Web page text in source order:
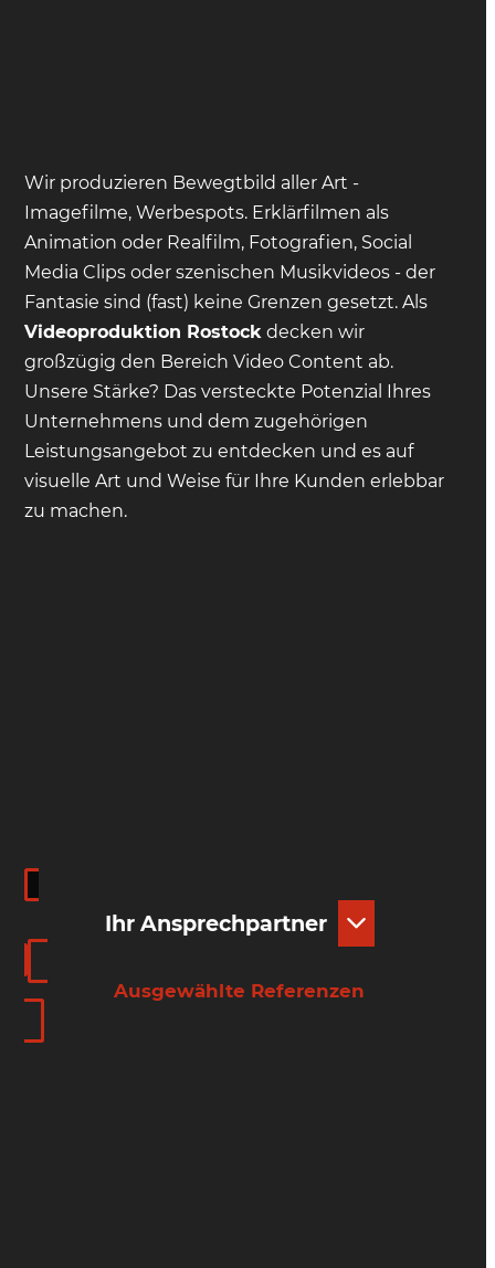
Wir produzieren Bewegtbild aller Art -
Imagefilme, Werbespots. Erklärfilmen als
Animation oder Realfilm, Fotografien, Social
Media Clips oder szenischen Musikvideos - der
Fantasie sind (fast) keine Grenzen gesetzt. Als
Videoproduktion Rostock decken wir
großzügig den Bereich Video Content ab.
Unsere Stärke? Das versteckte Potenzial Ihres
Unternehmens und dem zugehörigen
Leistungsangebot zu entdecken und es auf
visuelle Art und Weise für Ihre Kunden erlebbar
zu machen.
Ihr Ansprechpartner
Ausgewählte Referenzen